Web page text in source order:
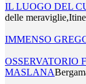
IL LUOGO DEL
delle
IMMENSO
OSSERVATORIO
MASLANA